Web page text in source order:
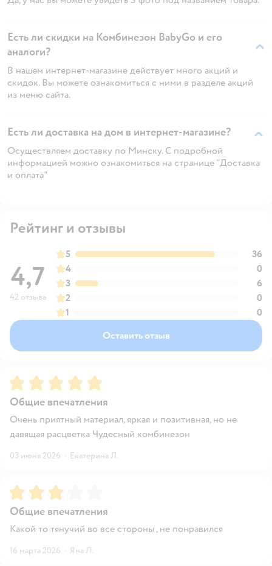
Есть ли скидки на Комбинезон BabyGo и его
аналоги?
В нашем интернет-магазине действует много акций и
скидок. Вы можете ознакомиться с ними в разделе акций
из меню сайта.
Есть ли доставка на дом в интернет-магазине?
Осуществляем доставку по Минску. С подробной
информацией можно ознакомиться на странице "Доставка
и оплата"
Рейтинг и отзывы
4,7
42 отзыва
5
36
4
0
3
6
2
0
1
0
Оставить отзыв
Рейтинг:5
Общие впечатления
Очень приятный материал, яркая и позитивная, но не
давящая расцветка Чудесный комбинезон
03 июня 2026 · Екатерина Л.
Рейтинг:3
Общие впечатления
Какой то тянучий во все стороны , не понравился
16 марта 2026 · Яна Л.